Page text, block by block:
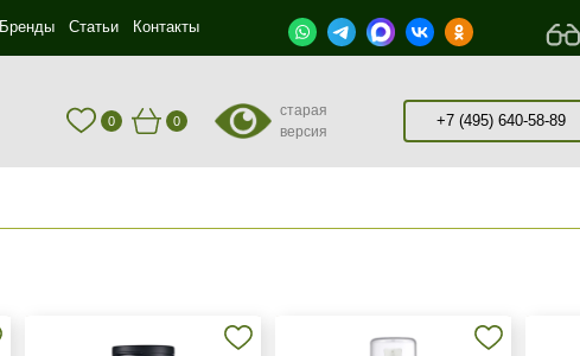
Бренды Статьи Контакты
0 0
старая
версия
+7 (495) 640-58-89